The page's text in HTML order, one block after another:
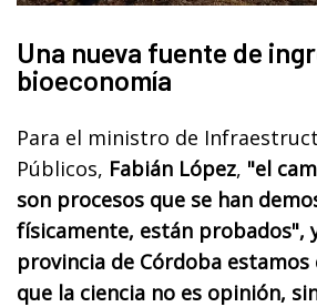
Una nueva fuente de
bioeconomía
Para el ministro de
Públicos, Fabián López, "el
son procesos que se han
físicamente, están probados",
provincia de Córdoba estamos
que la ciencia no es opinión,